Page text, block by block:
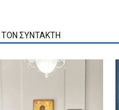
ΤΟΝ ΣΥΝΤΑΚΤΗ